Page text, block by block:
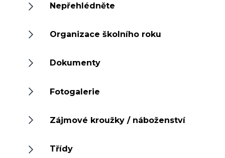
Nepřehlédněte
Organizace školního roku
Dokumenty
Fotogalerie
Zájmové kroužky / náboženství
Třídy